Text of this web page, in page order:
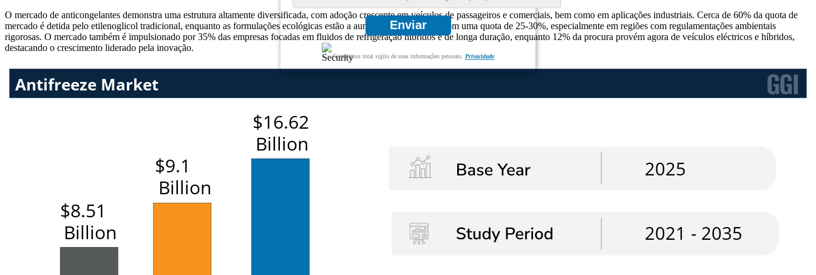
Enviar
Garantimos total sigilo de suas informações pessoais. Privacidade
O mercado de anticongelantes demonstra uma estrutura altamente diversificada, com adoção crescente em veículos de passageiros e comerciais, bem como em aplicações industriais. Cerca de 60% da quota de
mercado é detida pelo etilenoglicol tradicional, enquanto as formulações ecológicas estão a aumentar rapidamente, com uma quota de 25-30%, especialmente em regiões com regulamentações ambientais
rigorosas. O mercado também é impulsionado por 35% das empresas focadas em fluidos de refrigeração híbridos e de longa duração, enquanto 12% da procura provém agora de veículos eléctricos e híbridos,
destacando o crescimento liderado pela inovação.